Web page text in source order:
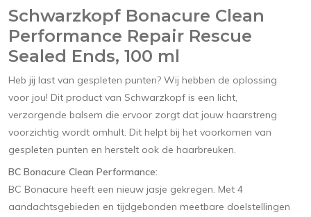
Schwarzkopf Bonacure Clean
Performance Repair Rescue
Sealed Ends, 100 ml
Heb jij last van gespleten punten? Wij hebben de oplossing
voor jou! Dit product van Schwarzkopf is een licht,
verzorgende balsem die ervoor zorgt dat jouw haarstreng
voorzichtig wordt omhult. Dit helpt bij het voorkomen van
gespleten punten en herstelt ook de haarbreuken.
BC Bonacure Clean Performance:
BC Bonacure heeft een nieuw jasje gekregen. Met 4
aandachtsgebieden en tijdgebonden meetbare doelstellingen